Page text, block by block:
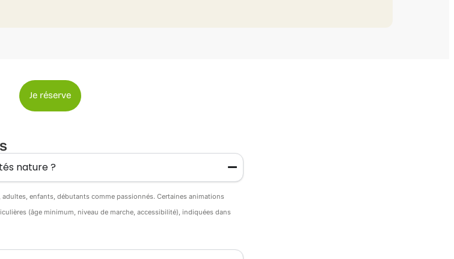
Je réserve
nature ?
enfants, débutants comme passionnés. Certaines animations
(âge minimum, niveau de marche, accessibilité), indiquées dans